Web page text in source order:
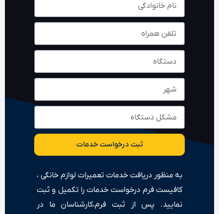
به منظور دریافت خدمات تعمیرات لوازم خانگی ،
کافیست فرم درخواست خدمات را تکمیل و ثبت
نمایید. پس از ثبت فرم،کارشناسان ما در
ثبت درخواست خدمات